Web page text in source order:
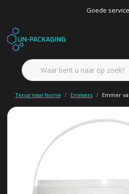
Goede service
Terug naar home Emmers Emmer